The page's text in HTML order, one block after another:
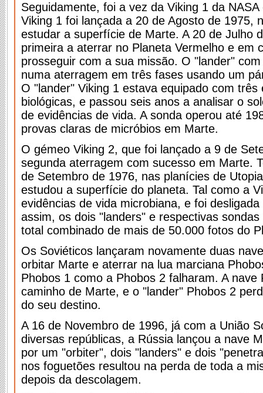
Seguidamente, foi a vez da Viking 1 da
Viking 1 foi lançada a 20 de Agosto de 1975,
estudar a superfície de Marte. A 20 de Julho
primeira a aterrar no Planeta Vermelho e em
prosseguir com a sua missão. O "lander"
numa aterragem em três fases usando um
O "lander" Viking 1 estava equipado com três
biológicas, e passou seis anos a analisar o
de evidências de vida. A sonda operou até
provas claras de micróbios em Marte.
O gémeo Viking 2, que foi lançado a 9 de
segunda aterragem com sucesso em Marte.
de Setembro de 1976, nas planícies de
estudou a superfície do planeta. Tal como a
evidências de vida microbiana, e foi
assim, os dois "landers" e respectivas
total combinado de mais de 50.000 fotos do
Os Soviéticos lançaram novamente duas
orbitar Marte e aterrar na lua marciana
Phobos 1 como a Phobos 2 falharam. A nave
caminho de Marte, e o "lander" Phobos 2
do seu destino.
A 16 de Novembro de 1996, já com a União
diversas repúblicas, a Rússia lançou a nave
por um "orbiter", dois "landers" e dois
nos foguetões resultou na perda de toda a
depois da descolagem.